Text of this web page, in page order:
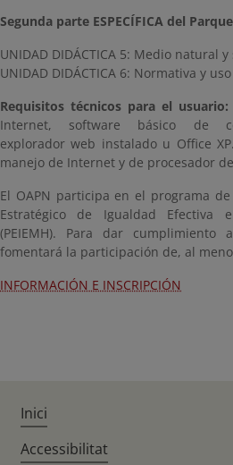
Segunda parte ESPECÍFICA del
UNIDAD DIDÁCTICA 5: Medio natural
UNIDAD DIDÁCTICA 6: Normativa y
Requisitos técnicos para el usuario:
Internet, software básico de
explorador web instalado u Office
manejo de Internet y de procesador
El OAPN participa en el programa
Estratégico de Igualdad Efectiva
(PEIEMH). Para dar
fomentará la participación de, al
INFORMACIÓN E INSCRIPCIÓN
Inici
Accessibilitat